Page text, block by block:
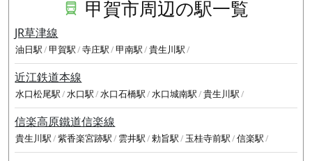
甲賀市周辺の駅一覧
JR草津線
油日駅 甲賀駅 寺庄駅 甲南駅 貴生川駅
近江鉄道本線
水口松尾駅 水口駅 水口石橋駅 水口城南駅 貴生川駅
信楽高原鐵道信楽線
貴生川駅 紫香楽宮跡駅 雲井駅 勅旨駅 玉桂寺前駅 信楽駅